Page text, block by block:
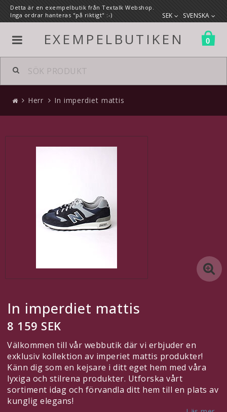
Detta är en exempelbutik från Textalk Webshop.
Inga ordrar hanteras "på riktigt" :-)
SEK SVENSKA
EXEMPELBUTIKEN 0
Alla produkter
En egen länk
En egen länk
Kontaktformulär
Redigera länkar under Innehåll > Sidhuvud
Svenska
Herr In imperdiet mattis
In imperdiet mattis
8 159 SEK
Välkommen till vår webbutik där vi erbjuder en
exklusiv kollektion av imperiet mattis produkter!
Känn dig som en kejsare i ditt eget hem med våra
lyxiga och stilrena produkter. Utforska vårt
sortiment idag och förvandla ditt hem till en plats av
kunglig elegans!